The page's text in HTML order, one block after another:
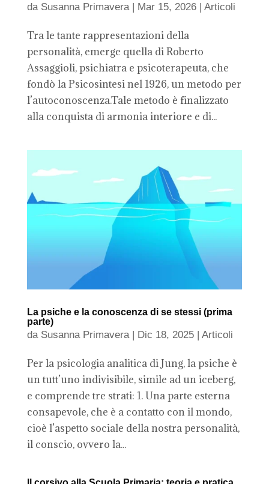
da Susanna Primavera| Mar 15, 2026| Articoli
Tra le tante rappresentazioni della
personalità, emerge quella di Roberto
Assaggioli, psichiatra e psicoterapeuta, che
fondò la Psicosintesi nel 1926, un metodo per
l’autoconoscenza.Tale metodo è finalizzato
alla conquista di armonia interiore e di...
La psiche e la conoscenza di se stessi (prima
parte)
da Susanna Primavera| Dic 18, 2025| Articoli
Per la psicologia analitica di Jung, la psiche è
un tutt’uno indivisibile, simile ad un iceberg,
e comprende tre strati: 1. Una parte esterna
consapevole, che è a contatto con il mondo,
cioè l’aspetto sociale della nostra personalità,
il conscio, ovvero la...